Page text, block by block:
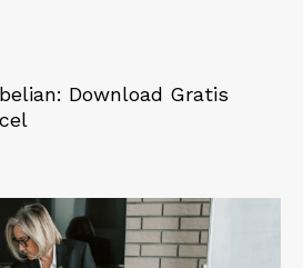
Download Gratis